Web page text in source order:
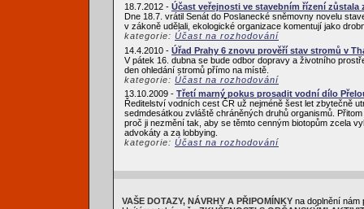
18.7.2012 - Účast veřejnosti ve stavebním řízení zůstala
Dne 18.7. vrátil Senát do Poslanecké sněmovny novelu
v zákoně udělali, ekologické organizace komentují jako
kategorie: Účast na rozhodování
14.4.2010 - Úřad Prahy 6 znovu prověří stav stromů v
V pátek 16. dubna se bude odbor dopravy a životního
den ohledání stromů přímo na místě.
kategorie: Účast na rozhodování
13.10.2009 - Třetí marný pokus prosadit vodní dílo
Ředitelství vodních cest ČR už nejméně šest let zbytečně
sedmdesátkou zvláště chráněných druhů organismů.
proč ji nezmění tak, aby se těmto cenným biotopům zcela
advokáty a za lobbying.
kategorie: Účast na rozhodování
VAŠE DOTAZY, NÁVRHY A PŘIPOMÍNKY na doplnění